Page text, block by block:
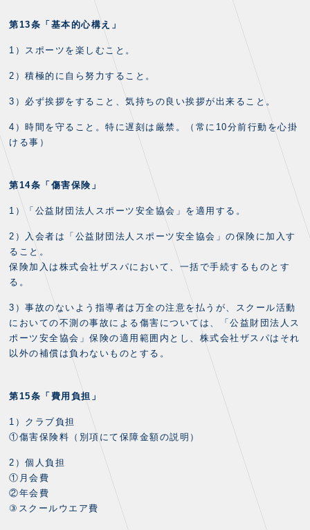
第13条「基本的心構え」
1）スポーツを楽しむこと。
2）積極的に自ら努力すること。
3）必ず挨拶をすること、気持ちの良い挨拶が出来ること。
4）時間を守ること。特に遅刻は厳禁。（常に10分前行動を心掛
ける事）
第14条「傷害保険」
1）「公益財団法人スポーツ安全協会」を適用する。
2）入会者は「公益財団法人スポーツ安全協会」の保険に加入す
ること。
保険加入は株式会社ザスパにおいて、一括で手続するものとす
る。
3）事故のないよう指導者は万全の注意を払うが、スクール活動
においての不測の事故による傷害については、「公益財団法人ス
ポーツ安全協会」保険の適用範囲内とし、株式会社ザスパはそれ
以外の補償は負わないものとする。
第15条「費用負担」
1）クラブ負担
①傷害保険料（別項にて保障金額の説明）
2）個人負担
①月会費
②年会費
③スクールウエア費